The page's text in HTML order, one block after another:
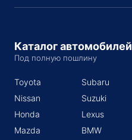
Каталог автомобилей
Под полную пошлину
Toyota
Nissan
Honda
Mazda
Subaru
Suzuki
Lexus
BMW